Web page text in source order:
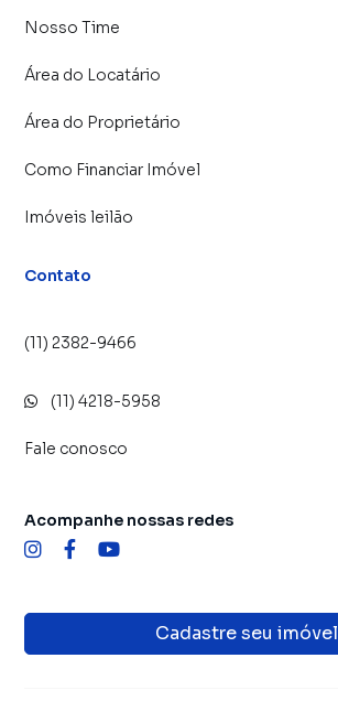
Nosso Time
Área do Locatário
Área do Proprietário
Como Financiar Imóvel
Imóveis leilão
Contato
(11) 2382-9466
(11) 4218-5958
Fale conosco
Cadastre seu imóvel
Acompanhe nossas redes